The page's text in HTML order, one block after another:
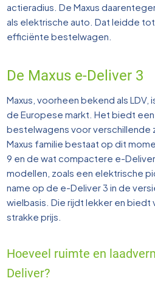
actieradius. De Maxus
als elektrische auto. Dat leidde
efficiënte bestelwagen.
De Maxus e-Deliver 3
Maxus, voorheen bekend als
de Europese markt. Het biedt een
bestelwagens voor verschillende
Maxus familie bestaat op dit
9 en de wat compactere e-
modellen, zoals een elektrische
name op de e-Deliver 3 in de
wielbasis. Die rijdt lekker en biedt
strakke prijs.
Hoeveel ruimte en
Deliver?